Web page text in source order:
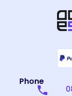
Phone